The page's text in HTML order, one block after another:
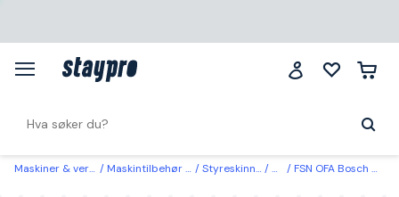
Maskiner & verktøy Maskintilbehør & forbruk Styreskinner & tilbehør AdaptereFSN OFA Bosch Håndoverfresadapter til FSN 800/1100/1600, FSNRA32 800/1600